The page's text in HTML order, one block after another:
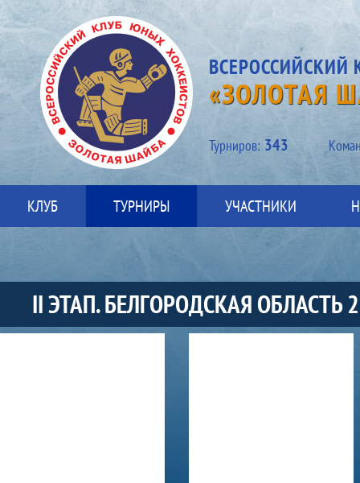
«ЗОЛОТАЯ
Турниров: 343
КЛУБ ТУРНИРЫ УЧАСТНИКИ
II ЭТАП. БЕЛГОРОДСКАЯ ОБЛАСТЬ
Список команд